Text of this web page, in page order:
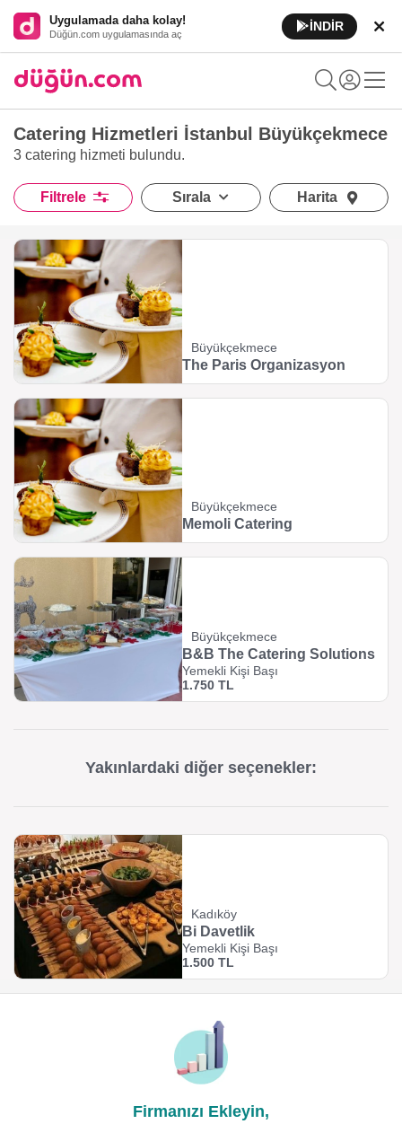
Uygulamada daha kolay!
Düğün.com uygulamasında aç
İNDİR
Catering Hizmetleri İstanbul Büyükçekmece
3 catering hizmeti bulundu.
Filtrele Sırala Harita
Büyükçekmece
The Paris Organizasyon
Büyükçekmece
Memoli Catering
Büyükçekmece
B&B The Catering Solutions
Yemekli Kişi Başı
1.750 TL
Yakınlardaki diğer seçenekler:
Kadıköy
Bi Davetlik
Yemekli Kişi Başı
1.500 TL
Firmanızı Ekleyin,